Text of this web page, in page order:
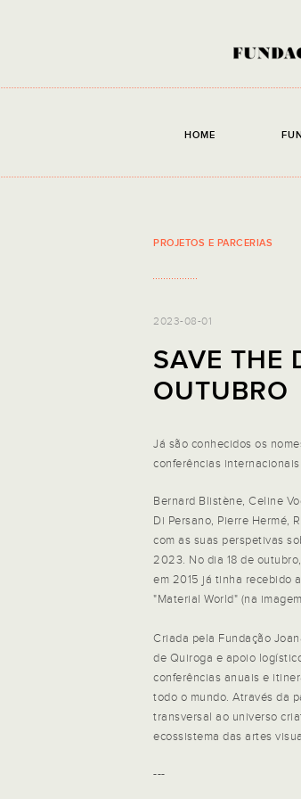
HOME
PROJETOS E PARCERIAS
2023-08-01
SAVE THE
OUTUBRO
Já são conhecidos os
conferências internacionais
Bernard Blistène, Celine
Di Persano, Pierre Hermé,
com as suas perspetivas
2023. No dia 18 de
em 2015 já tinha recebido
"Material World" (na
Criada pela Fundação
de Quiroga e apoio
conferências anuais e
todo o mundo. Através da
transversal ao universo
ecossistema das artes
---